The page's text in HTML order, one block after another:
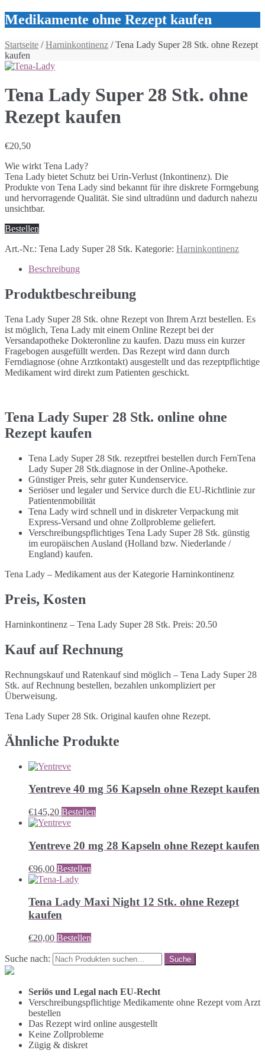
Medikamente ohne Rezept kaufen
Startseite /Harninkontinenz / Tena Lady Super 28 Stk. ohne Rezept
kaufen
Tena Lady Super 28 Stk. ohne
Rezept kaufen
€20,50
Wie wirkt Tena Lady?
Tena Lady bietet Schutz bei Urin-Verlust (Inkontinenz). Die
Produkte von Tena Lady sind bekannt für ihre diskrete Formgebung
und hervorragende Qualität. Sie sind ultradünn und dadurch nahezu
unsichtbar.
Bestellen
Art.-Nr.: Tena Lady Super 28 Stk. Kategorie: Harninkontinenz
Beschreibung
Produktbeschreibung
Tena Lady Super 28 Stk. ohne Rezept von Ihrem Arzt bestellen. Es
ist möglich, Tena Lady mit einem Online Rezept bei der
Versandapotheke Dokteronline zu kaufen. Dazu muss ein kurzer
Fragebogen ausgefüllt werden. Das Rezept wird dann durch
Ferndiagnose (ohne Arztkontakt) ausgestellt und das rezeptpflichtige
Medikament wird direkt zum Patienten geschickt.
Tena Lady Super 28 Stk. online ohne
Rezept kaufen
Tena Lady Super 28 Stk. rezeptfrei bestellen durch FernTena
Lady Super 28 Stk.diagnose in der Online-Apotheke.
Günstiger Preis, sehr guter Kundenservice.
Seriöser und legaler und Service durch die EU-Richtlinie zur
Patientenmobilität
Tena Lady wird schnell und in diskreter Verpackung mit
Express-Versand und ohne Zollprobleme geliefert.
Verschreibungspflichtiges Tena Lady Super 28 Stk. günstig
im europäischen Ausland (Holland bzw. Niederlande /
England) kaufen.
Tena Lady – Medikament aus der Kategorie Harninkontinenz
Preis, Kosten
Harninkontinenz – Tena Lady Super 28 Stk. Preis: 20.50
Kauf auf Rechnung
Rechnungskauf und Ratenkauf sind möglich – Tena Lady Super 28
Stk. auf Rechnung bestellen, bezahlen unkompliziert per
Überweisung.
Tena Lady Super 28 Stk. Original kaufen ohne Rezept.
Ähnliche Produkte
Yentreve 40 mg 56 Kapseln ohne Rezept kaufen
€145,20 Bestellen
Yentreve 20 mg 28 Kapseln ohne Rezept kaufen
€96,00 Bestellen
Tena Lady Maxi Night 12 Stk. ohne Rezept
kaufen
€20,00 Bestellen
Suche nach:
Seriös und Legal nach EU-Recht
Verschreibungspflichtige Medikamente ohne Rezept vom Arzt
bestellen
Das Rezept wird online ausgestellt
Keine Zollprobleme
Zügig & diskret